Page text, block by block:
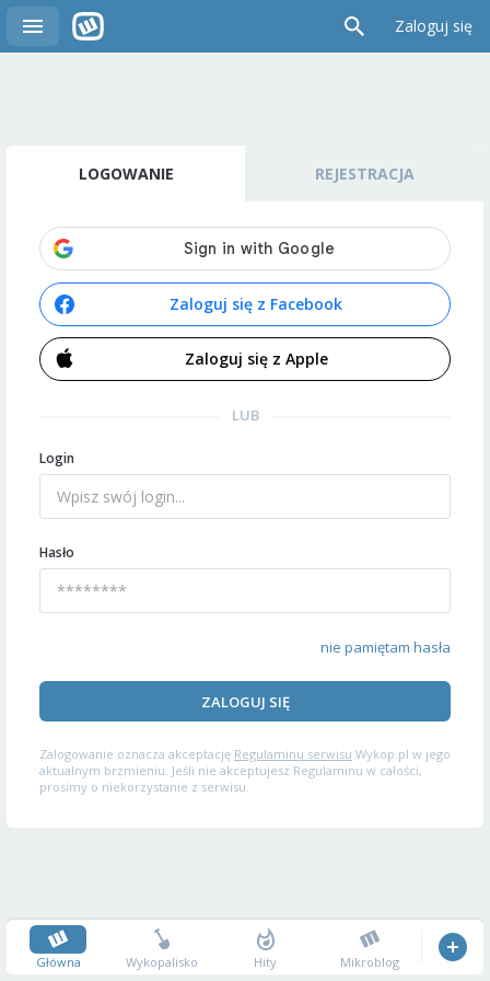
Zaloguj się
LOGOWANIE REJESTRACJA
Zaloguj się z Facebook
Zaloguj się z Apple
LUB
Login
Hasło
nie pamiętam hasła
ZALOGUJ SIĘ
Zalogowanie oznacza akceptację Regulaminu serwisu Wykop.pl w jego
aktualnym brzmieniu. Jeśli nie akceptujesz Regulaminu w całości,
prosimy o niekorzystanie z serwisu.
Główna Wykopalisko Hity Mikroblog